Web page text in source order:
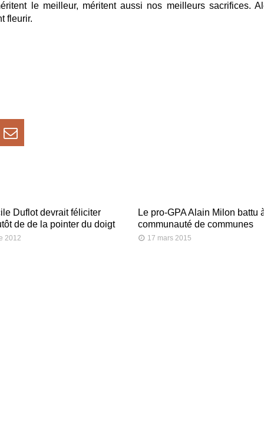
le meilleur, méritent aussi nos meilleurs sacrifices.
fleurir.
Duflot devrait féliciter
de de la pointer du doigt
2012
Le pro-GPA Alain Milon battu
communauté de communes
17 mars 2015